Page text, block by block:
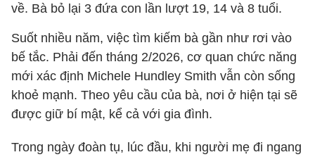
về. Bà bỏ lại 3 đứa con lần lượt 19, 14 và 8 tuổi.
Suốt nhiều năm, việc tìm kiếm bà gần như rơi vào
bế tắc. Phải đến tháng 2/2026, cơ quan chức năng
mới xác định Michele Hundley Smith vẫn còn sống
khoẻ mạnh. Theo yêu cầu của bà, nơi ở hiện tại sẽ
được giữ bí mật, kể cả với gia đình.
Trong ngày đoàn tụ, lúc đầu, khi người mẹ đi ngang